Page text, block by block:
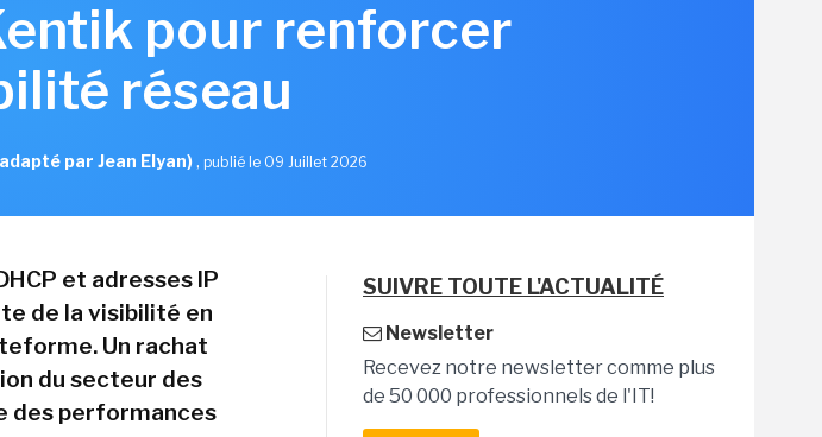
pour renforcer
réseau
par Jean Elyan), publié le 09 Juillet 2026
et adresses IP
de la visibilité en
Un rachat
du secteur des
des performances
SUIVRE TOUTE L'ACTUALITÉ
Newsletter
Recevez notre newsletter comme plus
de 50 000 professionnels de l'IT!